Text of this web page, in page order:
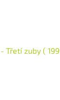
Třetí zuby (